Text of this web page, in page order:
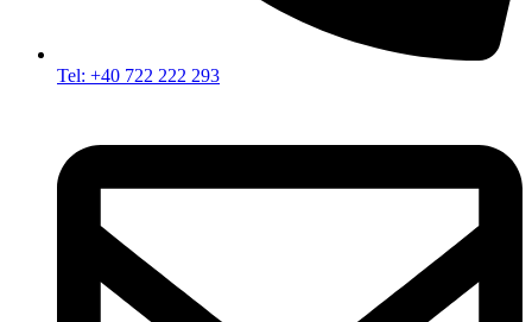
Tel: +40 722 222 293